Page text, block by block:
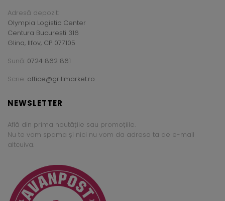
Adresă depozit:
Olympia Logistic Center
Centura București 316
Glina, Ilfov, CP 077105
Sună: 0724 862 861
Scrie: office@grillmarket.ro
NEWSLETTER
Află din prima noutățile sau promoțiile.
Nu te vom spama și nici nu vom da adresa ta de e-mail
altcuiva.